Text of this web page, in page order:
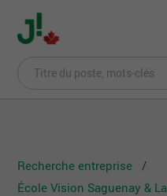
Recherche entreprise
École Vision Saguenay &